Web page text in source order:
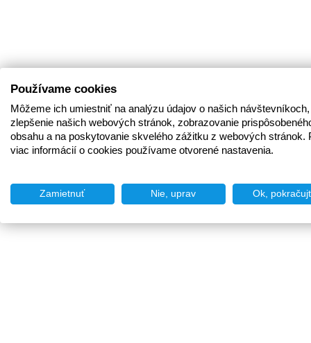
Používame cookies
Môžeme ich umiestniť na analýzu údajov o našich
zlepšenie našich webových stránok, zobrazovanie
obsahu a na poskytovanie skvelého zážitku z webových stránok.
viac informácií o cookies používame otvorené nastavenia.
Zamietnuť Nie, uprav Ok,